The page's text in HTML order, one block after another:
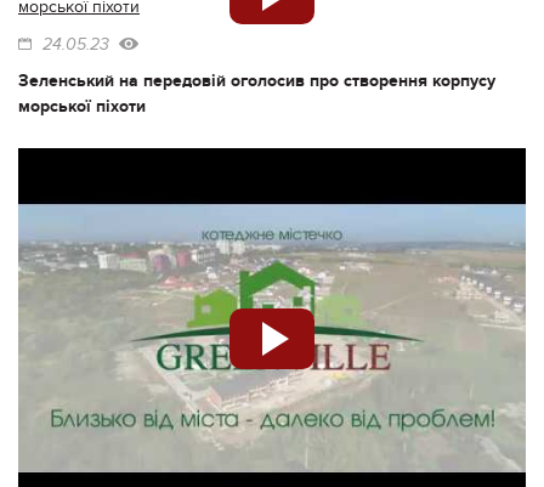
24.05.23
Зеленський на передовій оголосив про створення корпусу
морської піхоти